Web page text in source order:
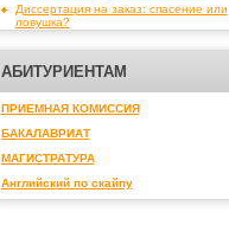
Диссертация на заказ: спасение или
ловушка?
АБИТУРИЕНТАМ
ПРИЕМНАЯ КОМИССИЯ
БАКАЛАВРИАТ
МАГИСТРАТУРА
Английский по скайпу